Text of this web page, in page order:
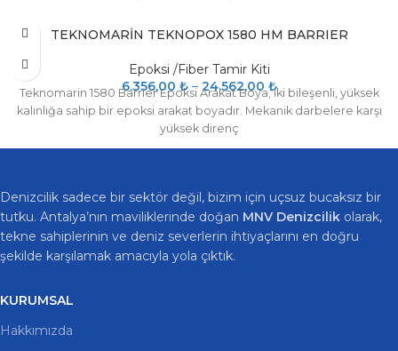
TEKNOMARİN TEKNOPOX 1580 HM BARRIER
Epoksi /Fiber Tamir Kiti
6.356,00 ₺ – 24.562,00 ₺
Teknomarin 1580 Barrier Epoksi Arakat Boya, iki bileşenli, yüksek
kalınlığa sahip bir epoksi arakat boyadır. Mekanik darbelere karşı
yüksek direnç
Denizcilik sadece bir sektör değil, bizim için uçsuz bucaksız bir
tutku. Antalya’nın maviliklerinde doğan MNV Denizcilik olarak,
tekne sahiplerinin ve deniz severlerin ihtiyaçlarını en doğru
şekilde karşılamak amacıyla yola çıktık.
KURUMSAL
Hakkımızda